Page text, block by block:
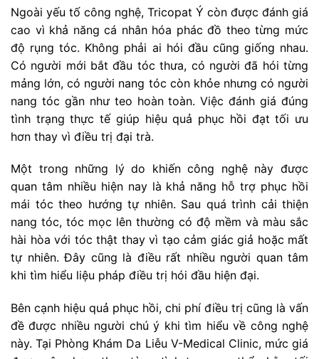
Ngoài yếu tố công nghệ, Tricopat Ý còn được đánh giá
cao vì khả năng cá nhân hóa phác đồ theo từng mức
độ rụng tóc. Không phải ai hói đầu cũng giống nhau.
Có người mới bắt đầu tóc thưa, có người đã hói từng
mảng lớn, có người nang tóc còn khỏe nhưng có người
nang tóc gần như teo hoàn toàn. Việc đánh giá đúng
tình trạng thực tế giúp hiệu quả phục hồi đạt tối ưu
hơn thay vì điều trị đại trà.
Một trong những lý do khiến công nghệ này được
quan tâm nhiều hiện nay là khả năng hỗ trợ phục hồi
mái tóc theo hướng tự nhiên. Sau quá trình cải thiện
nang tóc, tóc mọc lên thường có độ mềm và màu sắc
hài hòa với tóc thật thay vì tạo cảm giác giả hoặc mất
tự nhiên. Đây cũng là điều rất nhiều người quan tâm
khi tìm hiểu liệu pháp điều trị hói đầu hiện đại.
Bên cạnh hiệu quả phục hồi, chi phí điều trị cũng là vấn
đề được nhiều người chú ý khi tìm hiểu về công nghệ
này. Tại Phòng Khám Da Liễu V-Medical Clinic, mức giá